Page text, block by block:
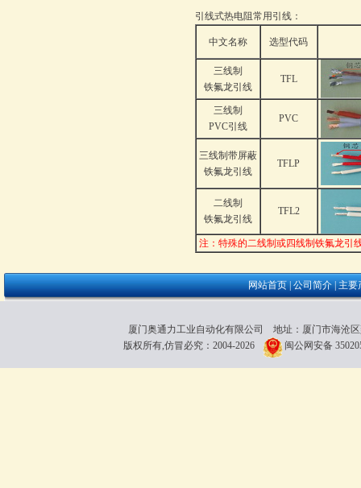
引线式热电阻常用引线：
中文名称 选型代码
三线制
铁氟龙引线
TFL
三线制
PVC引线
PVC
三线制带屏蔽
铁氟龙引线
TFLP
二线制
铁氟龙引线
TFL2
注：特殊的二线制或四线制铁氟龙引
网站首页|公司简介|主要
厦门奥通力工业自动化有限公司 地址：厦门市海沧区
版权所有,仿冒必究：2004-2026
闽公网安备